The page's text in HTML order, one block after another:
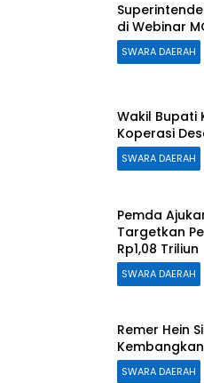
di Webinar
SWARA DAERAH
Wakil Bupati
Koperasi
SWARA DAERAH
Pemda
Targetkan
Rp1,08 Triliun
SWARA DAERAH
Remer Hein
SWARA DAERAH